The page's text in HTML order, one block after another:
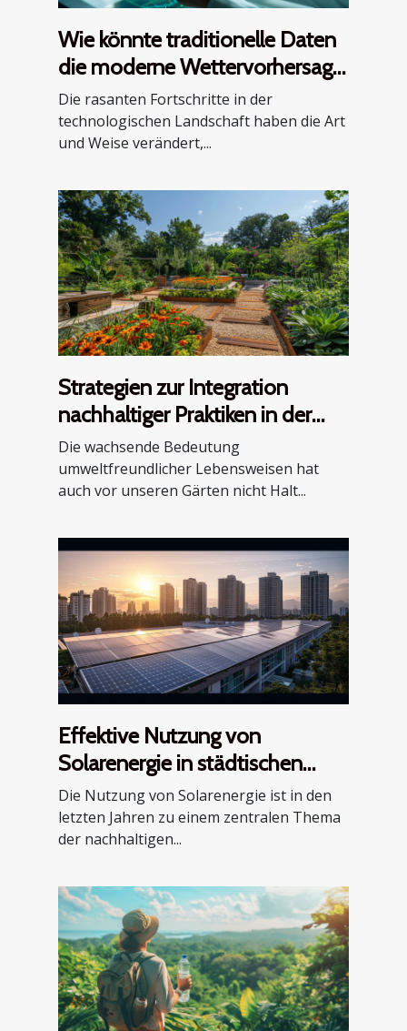
Wie könnte traditionelle Daten
die moderne Wettervorhersage
revolutionieren?
Die rasanten Fortschritte in der
technologischen Landschaft haben die Art
und Weise verändert,...
Strategien zur Integration
nachhaltiger Praktiken in der
Gartengestaltung
Die wachsende Bedeutung
umweltfreundlicher Lebensweisen hat
auch vor unseren Gärten nicht Halt...
Effektive Nutzung von
Solarenergie in städtischen
Wohngebieten
Die Nutzung von Solarenergie ist in den
letzten Jahren zu einem zentralen Thema
der nachhaltigen...